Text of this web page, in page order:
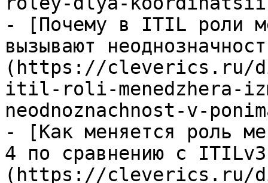
- [Почему в ITIL роли
вызывают
(https://cleverics.ru/
itil-roli-menedzhera-
neodnoznachnost-v-
- [Как меняется роль
4 по сравнению с
(https://cleverics.ru/